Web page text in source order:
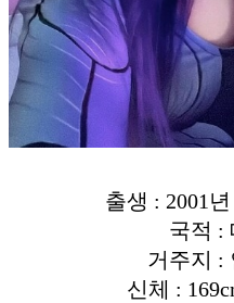
출생 : 2001
국적 :
거주지 :
신체 :